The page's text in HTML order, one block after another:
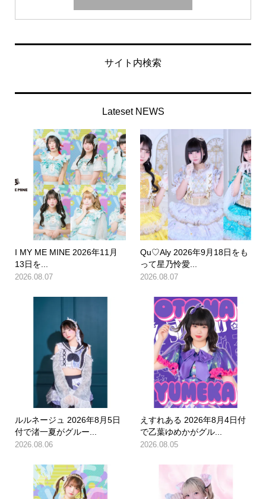
サイト内検索
Lateset NEWS
I MY ME MINE 2026年11月
13日を...
2026.08.07
Qu♡Aly 2026年9月18日をも
って星乃怜愛...
2026.08.07
ルルネージュ 2026年8月5日
付で渚一夏がグルー...
2026.08.06
えすれある 2026年8月4日付
で乙葉ゆめかがグル...
2026.08.05